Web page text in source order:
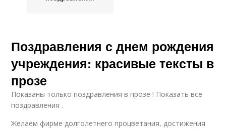
Поздравления с днем рождения
учреждения: красивые тексты в
прозе
Показаны только поздравления в прозе ! Показать все
поздравления .
Желаем фирме долголетнего процветания, достижения